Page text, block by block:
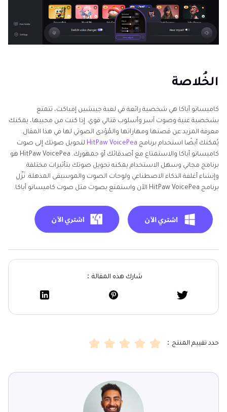
الخُلاصة
كاميساتو أياكا هي شخصية رائعة في لعبة جينشين إمباكت، تتمتع
بشخصية غنية وصوت آسر وأسلوب قتالي قوي. إذا كنت من محبيها، يمكنك
معرفة المزيد عن قصتها ومهاراتها والمُؤدى الصوتي لها في هذا المقال.
يُمكنك أيضًا استخدام برنامج HitPaw VoicePea لتحويل صوتك إلى صوت
كاميساتو أياكا والاستمتاع مع أصدقائك أو جمهورك. HitPaw VoicePea هو
برنامج مجاني وسهل الاستخدام يمكنه تحويل صوتك بتأثيرات مختلفة
وإنشاء أغلفة الذكاء الاصطناعي ولوحات الصوت والموسيقى المذهلة. نَزّل
برنامج HitPaw VoicePea الآن واستمتع بصوت مثل صوت كاميساتو أياكا.
شارك هذه المقالة：
حدد تقييم المنتج：